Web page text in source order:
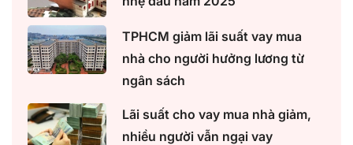
TPHCM giảm lãi suất vay mua
nhà cho người hưởng lương từ
ngân sách
Lãi suất cho vay mua nhà giảm,
nhiều người vẫn ngại vay